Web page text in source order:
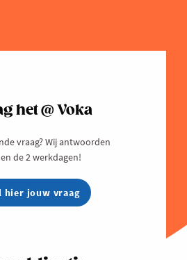
het @ Voka
vraag? Wij antwoorden
de 2 werkdagen!
hier jouw vraag